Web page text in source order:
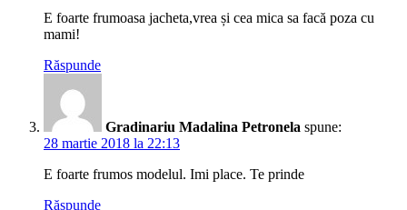
E foarte frumoasa jacheta,vrea și cea mica sa facă poza cu
mami!
Răspunde
Gradinariu Madalina Petronela spune:
28 martie 2018 la 22:13
E foarte frumos modelul. Imi place. Te prinde
Răspunde